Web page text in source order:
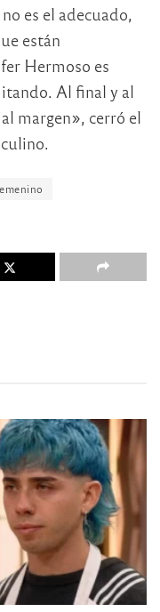
es el adecuado,
están
Hermoso es
Al final y al
margen», cerró el